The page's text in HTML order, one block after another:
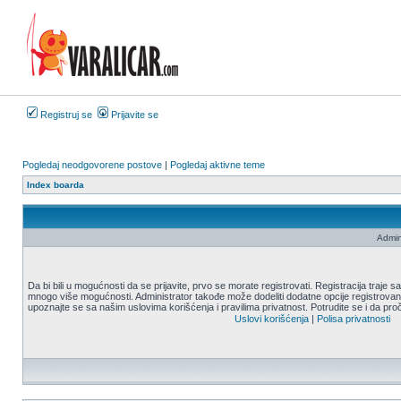
Registruj se Prijavite se
Pogledaj neodgovorene postove | Pogledaj aktivne teme
Index boarda
Da bi bili u mogućnosti da se prijavite, prvo se morate registrovati. Registracija traje
mnogo više mogućnosti. Administrator takođe može dodeliti dodatne opcije
upoznajte se sa našim uslovima korišćenja i pravilima privatnost. Potrudite se i da
Uslovi korišćenja| Polisa privatnosti